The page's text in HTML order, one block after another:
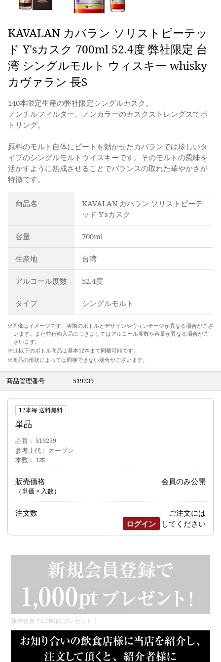
KAVALAN カバラン ソリストピーテッ
ド Y'sカスク 700ml 52.4度 弊社限定 台
湾 シングルモルト ウィスキー whisky
カヴァラン 長S
140本限定生産の弊社限定シングルカスク。
ノンチルフィルター、ノンカラーのカスクストレングスでボ
トリング。
原料のモルト自体にピートを効かせたカバランでは珍しいタ
イプのシングルモルトウイスキーです。そのモルトの風味を
活かすように熟成させることでバランスの取れた華やかさが
特徴です。
商品名
KAVALAN カバラン ソリストピーテ
ッド Y'sカスク
容量 700ml
生産地 台湾
アルコール度数 52.4度
タイプ シングルモルト
※画像はイメージです。実際のボトルとデザインやヴィンテージが異なる場合がござ
います。また並行輸入品につきましてはアルコール度数や容量が異なる場合がご
ざいます。
※1L以下のボトル商品は基本12本まで同梱可能です。
※商品の形状によっては同梱できない場合がございます。
商品管理番号 519239
12本毎 送料無料
単品
品番
519239
参考上代
オープン
本数
1本
販売価格
（単価 × 入数）
会員のみ公開
注文数
ご注文には
ログイン
してください
新規会員で1,000pt.プレゼント！